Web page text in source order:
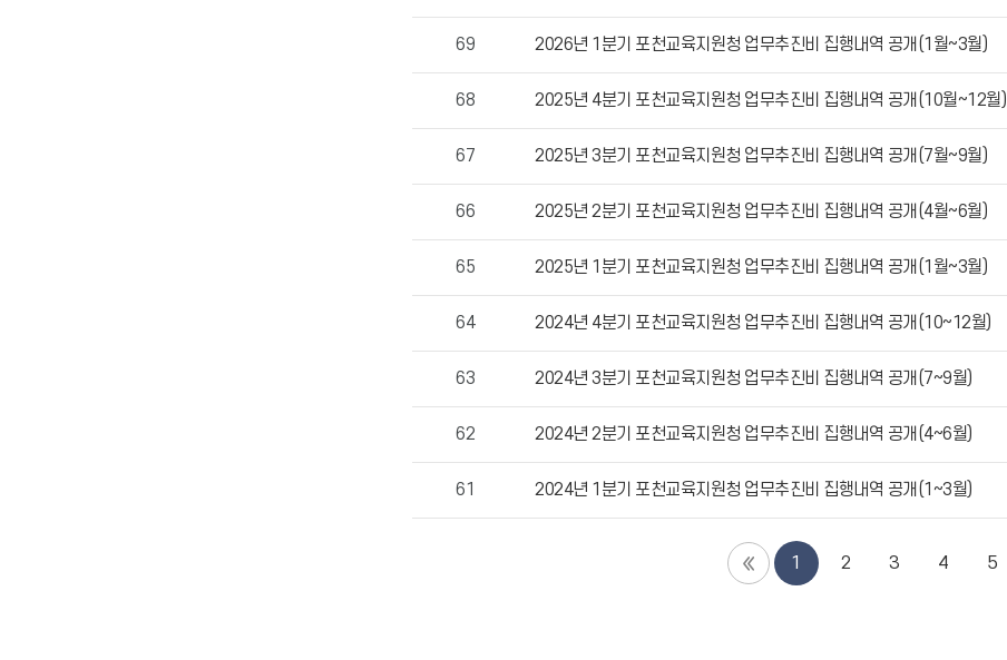
추
집
게
번
성
조
정
69 2026년 1분기 포천교육지원청 업무추진비 집행내역 공개(1월~3월)
68 2025년 4분기 포천교육지원청 업무추진비 집행내역 공개(10월~12월)
67 2025년 3분기 포천교육지원청 업무추진비 집행내역 공개(7월~9월)
66 2025년 2분기 포천교육지원청 업무추진비 집행내역 공개(4월~6월)
65 2025년 1분기 포천교육지원청 업무추진비 집행내역 공개(1월~3월)
64 2024년 4분기 포천교육지원청 업무추진비 집행내역 공개(10~12월)
63 2024년 3분기 포천교육지원청 업무추진비 집행내역 공개(7~9월)
62 2024년 2분기 포천교육지원청 업무추진비 집행내역 공개(4~6월)
61 2024년 1분기 포천교육지원청 업무추진비 집행내역 공개(1~3월)
1 2 3 4 5